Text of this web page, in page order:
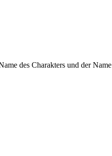
des Charakters und der